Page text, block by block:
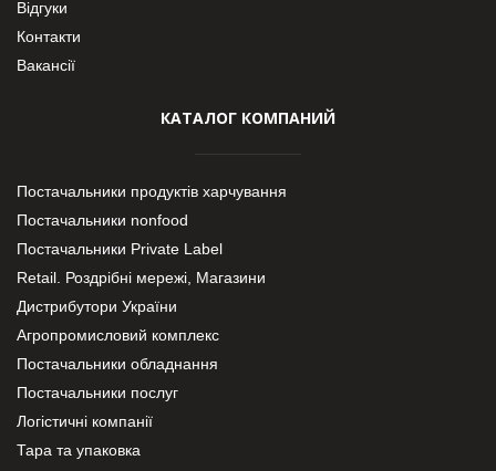
Відгуки
Контакти
Вакансії
КАТАЛОГ КОМПАНИЙ
Постачальники продуктів харчування
Постачальники nonfood
Постачальники Private Label
Retail. Роздрібні мережі, Магазини
Дистрибутори України
Агропромисловий комплекс
Постачальники обладнання
Постачальники послуг
Логістичні компанії
Тара та упаковка